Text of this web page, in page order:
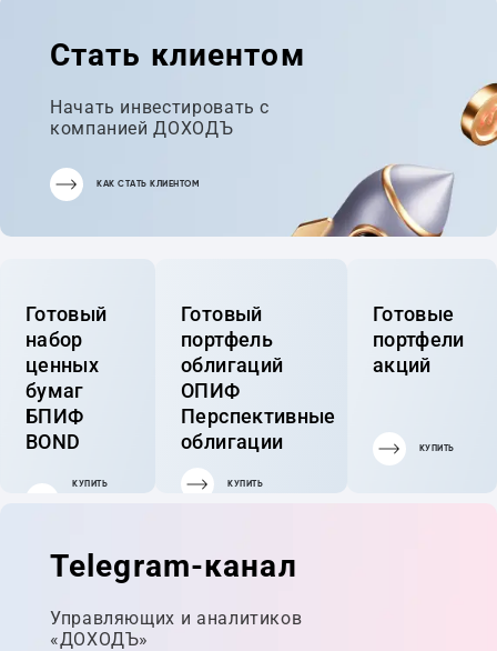
Стать клиентом
Начать инвестировать с
компанией ДОХОДЪ
КАК СТАТЬ КЛИЕНТОМ
Готовый
набор
ценных
бумаг
БПИФ
BOND
КУПИТЬ
Готовый
портфель
облигаций
ОПИФ
Перспективные
облигации
КУПИТЬ
Готовые
портфели
акций
КУПИТЬ
Telegram-канал
Управляющих и аналитиков
«ДОХОДЪ»